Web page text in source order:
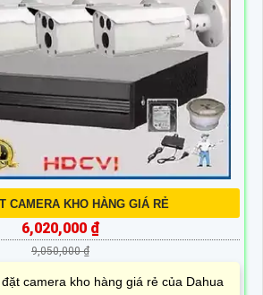
CAMERA KHO HÀNG GIÁ RẺ
6,020,000 ₫
9,050,000 ₫
camera kho hàng giá rẻ của Dahua